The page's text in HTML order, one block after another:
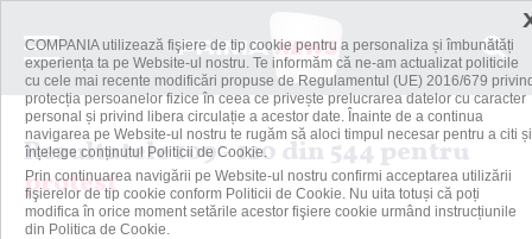
Rezultatele 109 - 120 din 544 pentru
protest
COMPANIA utilizează fişiere de tip cookie pentru a personaliza și îmbunătăți
experiența ta pe Website-ul nostru. Te informăm că ne-am actualizat politicile
cu cele mai recente modificări propuse de Regulamentul (UE) 2016/679
protecția persoanelor fizice în ceea ce privește prelucrarea datelor cu caracter
personal și privind libera circulație a acestor date. Înainte de a continua
navigarea pe Website-ul nostru te rugăm să aloci timpul necesar pentru a citi și
înțelege conținutul Politicii de Cookie.
Prin continuarea navigării pe Website-ul nostru confirmi acceptarea utilizării
fişierelor de tip cookie conform Politicii de Cookie. Nu uita totuși că poți
modifica în orice moment setările acestor fişiere cookie urmând instrucțiunile
din Politica de Cookie.